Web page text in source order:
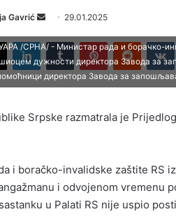
Gavrić
e
n
d
e
i
l
29.01.2025
X LinkedIn Tumblr Pinterest Reddit
/СРНА/ - Министар рада и борачко-
дужности директора Завода за
директора Завода за
Srpske razmatrala je
i boračko-invalidske zaštite RS
i odvojenom vremenu
u Palati RS nije uspio